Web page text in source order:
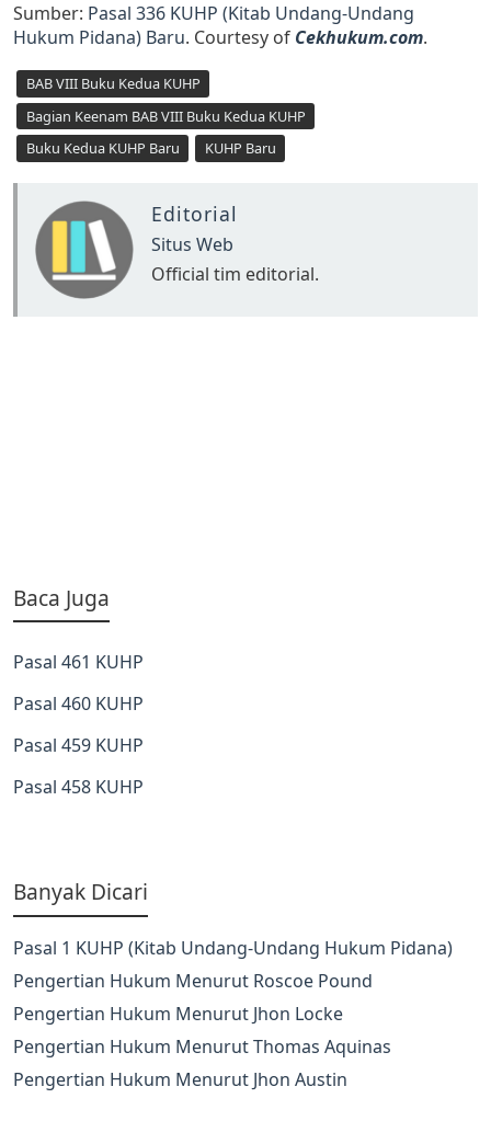
Sumber: Pasal 336 KUHP (Kitab Undang-Undang
Hukum Pidana) Baru. Courtesy of Cekhukum.com.
BAB VIII Buku Kedua KUHP
Bagian Keenam BAB VIII Buku Kedua KUHP
Buku Kedua KUHP Baru
KUHP Baru
Editorial
Situs Web
Official tim editorial.
Baca Juga
Pasal 461 KUHP
Pasal 460 KUHP
Pasal 459 KUHP
Pasal 458 KUHP
Banyak Dicari
Pasal 1 KUHP (Kitab Undang-Undang Hukum Pidana)
Pengertian Hukum Menurut Roscoe Pound
Pengertian Hukum Menurut Jhon Locke
Pengertian Hukum Menurut Thomas Aquinas
Pengertian Hukum Menurut Jhon Austin